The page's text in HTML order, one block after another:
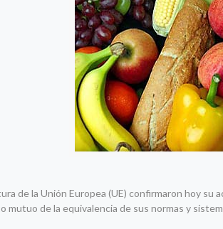
de la Unión Europea (UE) confirmaron hoy
mutuo de la equivalencia de sus normas y